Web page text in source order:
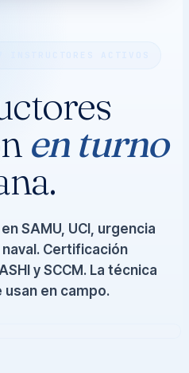
ACTIVOS
en turno
SAMU, UCI, urgencia
Certificación
y SCCM. La técnica
usan en campo.